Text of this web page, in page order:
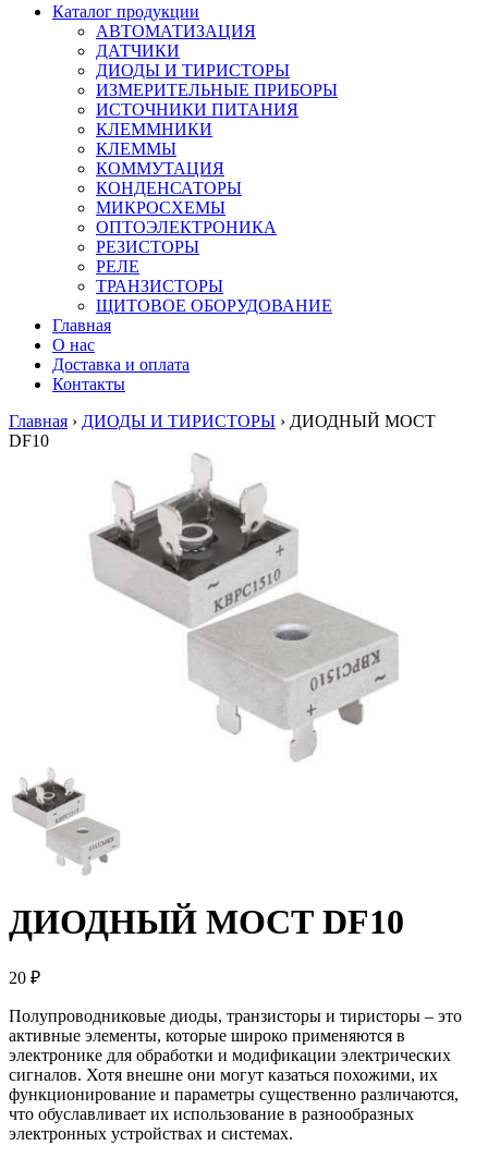
Каталог продукции
АВТОМАТИЗАЦИЯ
ДАТЧИКИ
ДИОДЫ И ТИРИСТОРЫ
ИЗМЕРИТЕЛЬНЫЕ ПРИБОРЫ
ИСТОЧНИКИ ПИТАНИЯ
КЛЕММНИКИ
КЛЕММЫ
КОММУТАЦИЯ
КОНДЕНСАТОРЫ
МИКРОСХЕМЫ
ОПТОЭЛЕКТРОНИКА
РЕЗИСТОРЫ
РЕЛЕ
ТРАНЗИСТОРЫ
ЩИТОВОЕ ОБОРУДОВАНИЕ
Главная
О нас
Доставка и оплата
Контакты
Главная › ДИОДЫ И ТИРИСТОРЫ › ДИОДНЫЙ МОСТ
DF10
ДИОДНЫЙ МОСТ DF10
20 ₽
Полупроводниковые диоды, транзисторы и тиристоры – это
активные элементы, которые широко применяются в
электронике для обработки и модификации электрических
сигналов. Хотя внешне они могут казаться похожими, их
функционирование и параметры существенно различаются,
что обуславливает их использование в разнообразных
электронных устройствах и системах.